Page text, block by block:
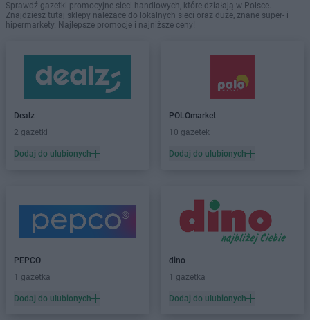
Sprawdź gazetki promocyjne sieci handlowych, które działają w Polsce.
Znajdziesz tutaj sklepy należące do lokalnych sieci oraz duże, znane super- i
hipermarkety. Najlepsze promocje i najniższe ceny!
Dealz
2 gazetki
Dodaj do ulubionych
POLOmarket
10 gazetek
Dodaj do ulubionych
PEPCO
1 gazetka
Dodaj do ulubionych
dino
1 gazetka
Dodaj do ulubionych